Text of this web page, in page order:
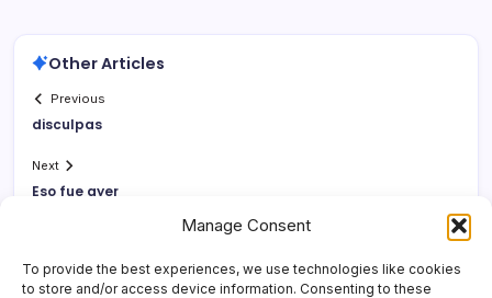
Manage Consent
To provide the best experiences, we use technologies like cookies
to store and/or access device information. Consenting to these
Other Articles
Previous
disculpas
Next
Eso fue ayer